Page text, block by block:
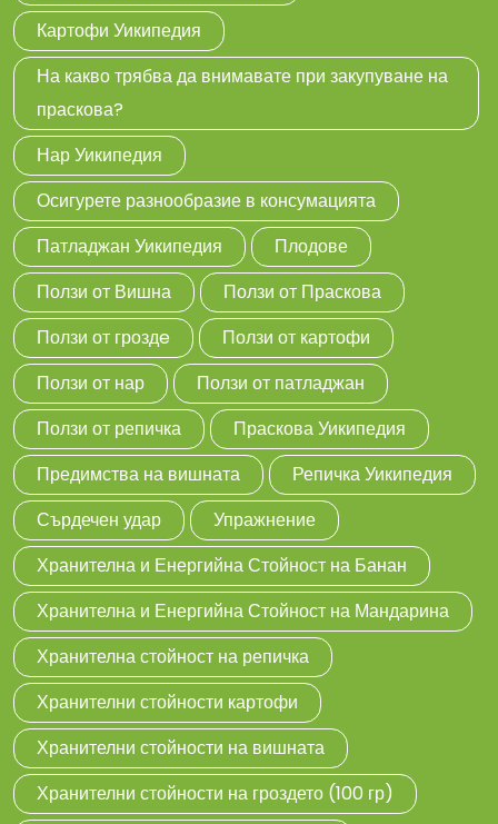
Картофи Уикипедия
На какво трябва да внимавате при закупуване на
праскова?
Нар Уикипедия
Осигурете разнообразие в консумацията
Патладжан Уикипедия
Плодове
Ползи от Вишна
Ползи от Праскова
Ползи от гроздe
Ползи от картофи
Ползи от нар
Ползи от патладжан
Ползи от репичка
Праскова Уикипедия
Предимства на вишната
Репичка Уикипедия
Сърдечен удар
Упражнение
Хранителна и Енергийна Стойност на Банан
Хранителна и Енергийна Стойност на Мандарина
Хранителна стойност на репичка
Хранителни стойности картофи
Хранителни стойности на вишната
Хранителни стойности на гроздето (100 гр)